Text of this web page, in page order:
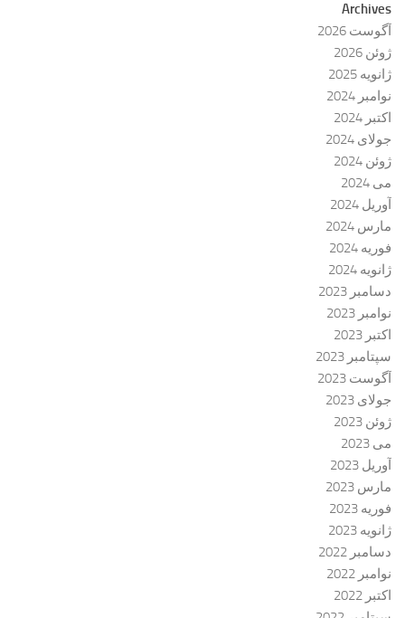
Archives
آگوست 2026
ژوئن 2026
ژانویه 2025
نوامبر 2024
اکتبر 2024
جولای 2024
ژوئن 2024
می 2024
آوریل 2024
مارس 2024
فوریه 2024
ژانویه 2024
دسامبر 2023
نوامبر 2023
اکتبر 2023
سپتامبر 2023
آگوست 2023
جولای 2023
ژوئن 2023
می 2023
آوریل 2023
مارس 2023
فوریه 2023
ژانویه 2023
دسامبر 2022
نوامبر 2022
اکتبر 2022